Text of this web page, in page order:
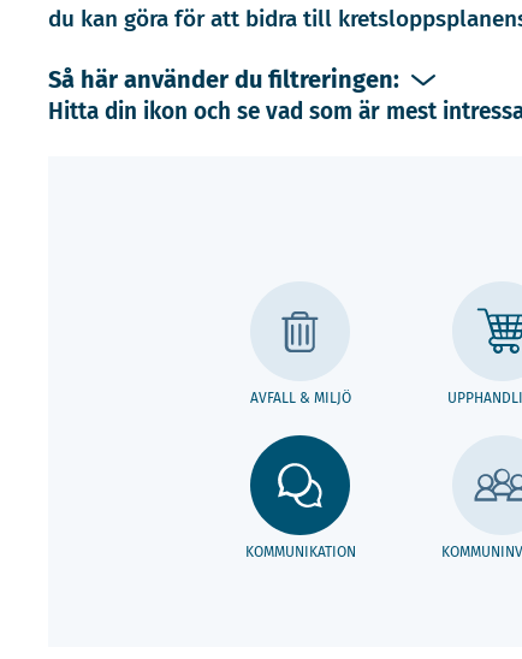
du kan göra för att bidra till
Så här använder du filtreringen:
Hitta din ikon och se vad som är mest
AVFALL & MILJÖ
KOMMUNIKATION